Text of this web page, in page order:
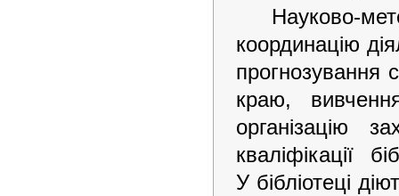
Науково-
координацію
прогнозування
краю,
організацію
кваліфікації
У бібліотеці